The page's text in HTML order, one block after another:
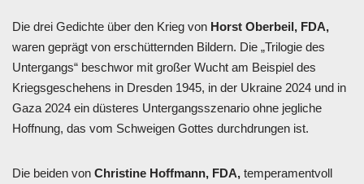
Die drei Gedichte über den Krieg von Horst Oberbeil, FDA,
waren geprägt von erschütternden Bildern. Die „Trilogie des
Untergangs“ beschwor mit großer Wucht am Beispiel des
Kriegsgeschehens in Dresden 1945, in der Ukraine 2024 und in
Gaza 2024 ein düsteres Untergangsszenario ohne jegliche
Hoffnung, das vom Schweigen Gottes durchdrungen ist.
Die beiden von Christine Hoffmann, FDA, temperamentvoll